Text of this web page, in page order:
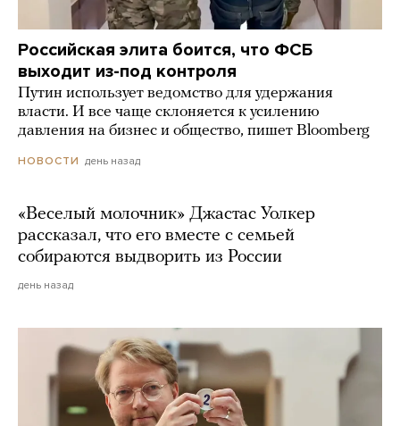
Российская элита боится, что ФСБ
выходит из-под контроля
Путин использует ведомство для удержания
власти. И все чаще склоняется к усилению
давления на бизнес и общество, пишет Bloomberg
НОВОСТИ день назад
«Веселый молочник» Джастас Уолкер
рассказал, что его вместе с семьей
собираются выдворить из России
день назад